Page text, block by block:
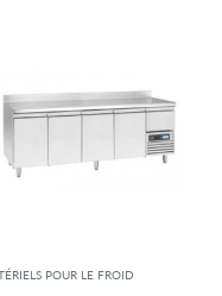
POUR LE FROID